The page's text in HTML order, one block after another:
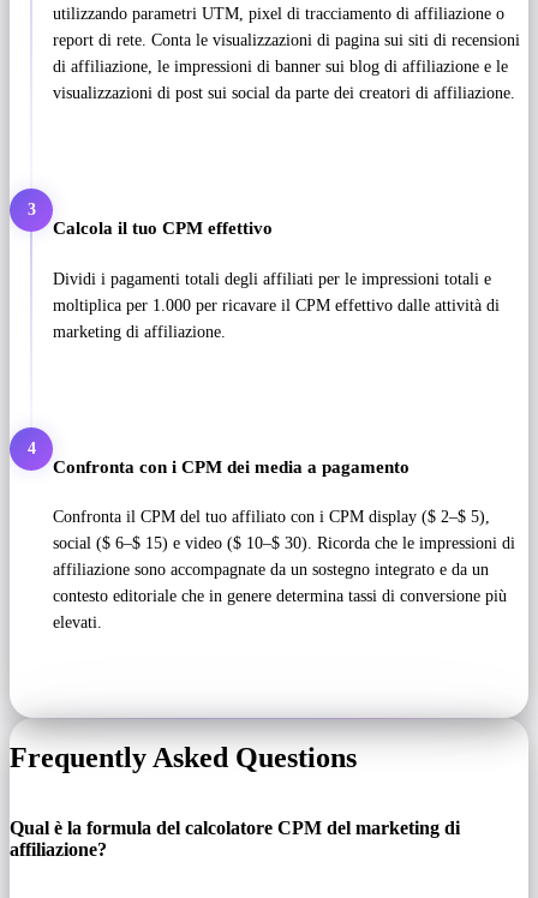
utilizzando parametri UTM, pixel di tracciamento di affiliazione o
report di rete. Conta le visualizzazioni di pagina sui siti di recensioni
di affiliazione, le impressioni di banner sui blog di affiliazione e le
visualizzazioni di post sui social da parte dei creatori di affiliazione.
3
Calcola il tuo CPM effettivo
Dividi i pagamenti totali degli affiliati per le impressioni totali e
moltiplica per 1.000 per ricavare il CPM effettivo dalle attività di
marketing di affiliazione.
4
Confronta con i CPM dei media a pagamento
Confronta il CPM del tuo affiliato con i CPM display ($ 2–$ 5),
social ($ 6–$ 15) e video ($ 10–$ 30). Ricorda che le impressioni di
affiliazione sono accompagnate da un sostegno integrato e da un
contesto editoriale che in genere determina tassi di conversione più
elevati.
Frequently Asked Questions
Qual è la formula del calcolatore CPM del marketing di
affiliazione?